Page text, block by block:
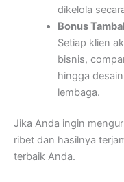
dikelola
Bonus
Setiap klien
bisnis,
hingga
lembaga.
Jika Anda ingin
ribet dan hasilnya
terbaik Anda.